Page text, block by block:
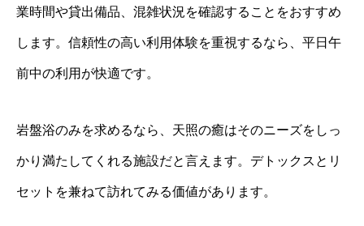
業時間や貸出備品、混雑状況を確認することをおすすめ
します。信頼性の高い利用体験を重視するなら、平日午
前中の利用が快適です。
岩盤浴のみを求めるなら、天照の癒はそのニーズをしっ
かり満たしてくれる施設だと言えます。デトックスとリ
セットを兼ねて訪れてみる価値があります。